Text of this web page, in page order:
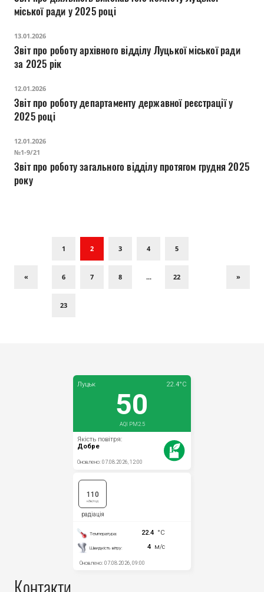
міської ради у 2025 році
13.01.2026
Звіт про роботу архівного відділу Луцької міської ради
за 2025 рік
12.01.2026
Звіт про роботу департаменту державної реєстрації у
2025 році
12.01.2026
№1-9/21
Звіт про роботу загального відділу протягом грудня 2025
року
«
1 2 3 4 5
6 7 8 ... 22
23
»